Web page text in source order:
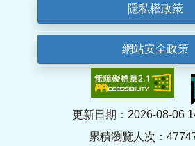
隱私權政策
網站安全政策
更新日期：2026-08-06
累積瀏覽人次：